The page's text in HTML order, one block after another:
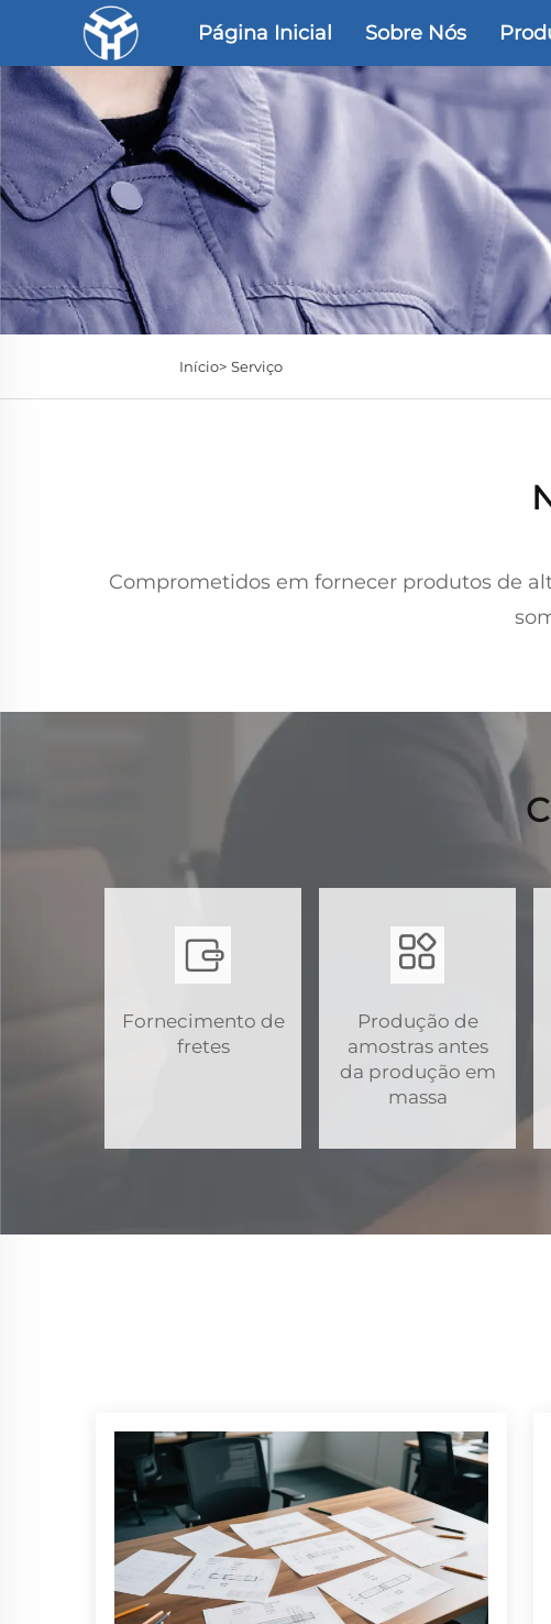
Página Inicial Sobre Nós
Início> Serviço
Comprometidos em fornecer produtos de
Fornecimento de
fretes
Produção de
amostras antes
da produção em
massa